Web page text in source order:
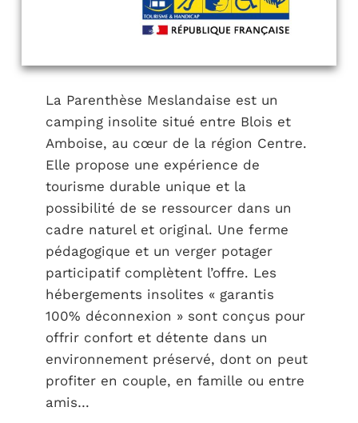
La Parenthèse Meslandaise est un
camping insolite situé entre Blois et
Amboise, au cœur de la région Centre.
Elle propose une expérience de
tourisme durable unique et la
possibilité de se ressourcer dans un
cadre naturel et original. Une ferme
pédagogique et un verger potager
participatif complètent l’offre. Les
hébergements insolites « garantis
100% déconnexion » sont conçus pour
offrir confort et détente dans un
environnement préservé, dont on peut
profiter en couple, en famille ou entre
amis…